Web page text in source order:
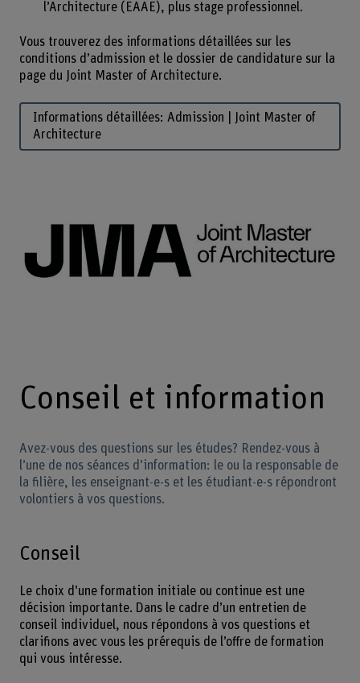
l’Architecture (EAAE), plus stage professionnel.
Vous trouverez des informations détaillées sur les
conditions d’admission et le dossier de candidature sur la
page du Joint Master of Architecture.
Informations détaillées: Admission | Joint Master of
Architecture
Conseil et information
Avez-vous des questions sur les études? Rendez-vous à
l’une de nos séances d’information: le ou la responsable de
la filière, les enseignant-e-s et les étudiant-e-s répondront
volontiers à vos questions.
Conseil
Le choix d’une formation initiale ou continue est une
décision importante. Dans le cadre d’un entretien de
conseil individuel, nous répondons à vos questions et
clarifions avec vous les prérequis de l’offre de formation
qui vous intéresse.